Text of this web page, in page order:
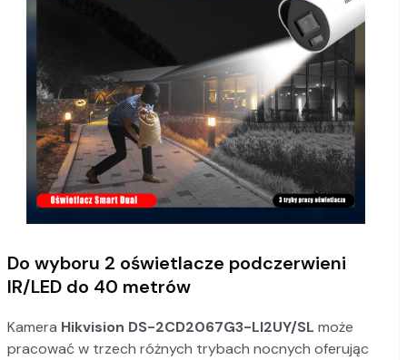
Do wyboru 2 oświetlacze podczerwieni
IR/LED do 40 metrów
Kamera Hikvision DS-2CD2067G3-LI2UY/SL może
pracować w trzech różnych trybach nocnych oferując